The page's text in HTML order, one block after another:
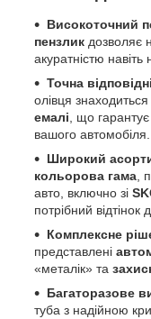
Високоточний
пензлик дозволяє
акуратністю
Точна
олівця знаходиться
емалі , що гарантує
вашого автомобіля.
Широкий
кольорова гама ,
авто, включно зі
потрібний відтінок
Комплексне
представлені
«металік» та
Багаторазове
туба з надійною